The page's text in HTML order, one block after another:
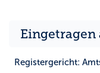
Eingetragen
Registergericht: